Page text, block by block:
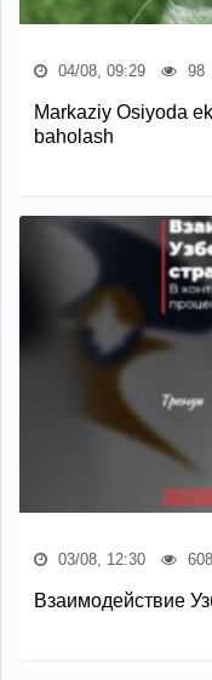
04/08, 09:29 98
Markaziy Osiyoda
baholash
03/08, 12:30 608
Взаимодействие